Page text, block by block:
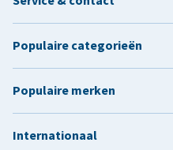
Populaire categorieën
Populaire merken
Internationaal